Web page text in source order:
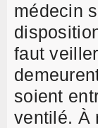
médecin
faut
soient
ventilé. À